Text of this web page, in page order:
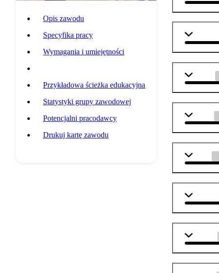
Opis zawodu
Specyfika pracy
Wymagania i umiejętności
Przykładowa ścieżka edukacyjna
Statystyki grupy zawodowej
Potencjalni pracodawcy
Drukuj kartę zawodu